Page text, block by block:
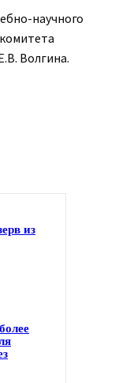
научного
Волгина.
из